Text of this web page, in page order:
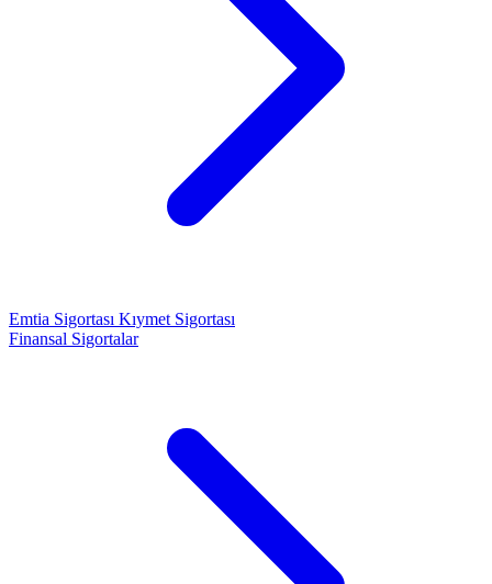
Emtia Sigortası Kıymet Sigortası
Finansal Sigortalar